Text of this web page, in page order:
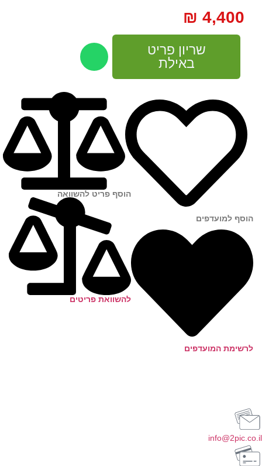
₪ 4,400
שריון פריט
באילת
הוסף למועדפים
לרשימת המועדפים
הוסף פריט להשוואה
להשוואת פריטים